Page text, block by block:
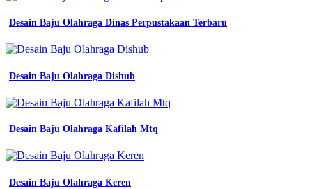
Desain Baju Olahraga Dinas Perpustakaan Terbaru
Desain Baju Olahraga Dishub
Desain Baju Olahraga Kafilah Mtq
Desain Baju Olahraga Keren